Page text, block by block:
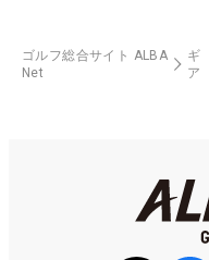
ゴルフ総合サイト ALBA
Net
ギ
ア